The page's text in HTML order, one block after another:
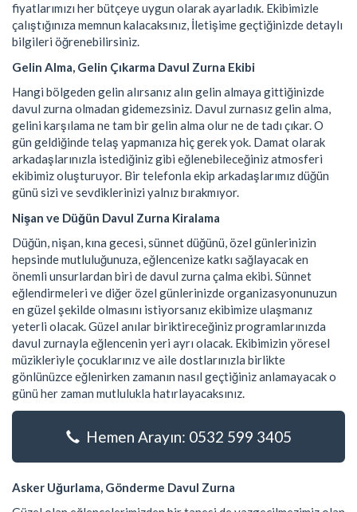
fiyatlarımızı her bütçeye uygun olarak ayarladık. Ekibimizle
çalıştığınıza memnun kalacaksınız, İletişime geçtiğinizde detaylı
bilgileri öğrenebilirsiniz.
Gelin Alma, Gelin Çıkarma Davul Zurna Ekibi
Hangi bölgeden gelin alırsanız alın gelin almaya gittiğinizde
davul zurna olmadan gidemezsiniz. Davul zurnasız gelin alma,
gelini karşılama ne tam bir gelin alma olur ne de tadı çıkar. O
gün geldiğinde telaş yapmanıza hiç gerek yok. Damat olarak
arkadaşlarınızla istediğiniz gibi eğlenebileceğiniz atmosferi
ekibimiz oluşturuyor. Bir telefonla ekip arkadaşlarımız düğün
günü sizi ve sevdiklerinizi yalnız bırakmıyor.
Nişan ve Düğün Davul Zurna Kiralama
Düğün, nişan, kına gecesi, sünnet düğünü, özel günlerinizin
hepsinde mutluluğunuza, eğlencenize katkı sağlayacak en
önemli unsurlardan biri de davul zurna çalma ekibi. Sünnet
eğlendirmeleri ve diğer özel günlerinizde organizasyonunuzun
en güzel şekilde olmasını istiyorsanız ekibimize ulaşmanız
yeterli olacak. Güzel anılar biriktireceğiniz programlarınızda
davul zurnayla eğlencenin yeri ayrı olacak. Ekibimizin yöresel
müzikleriyle çocuklarınız ve aile dostlarınızla birlikte
gönlünüzce eğlenirken zamanın nasıl geçtiğiniz anlamayacak o
günü her zaman mutlulukla hatırlayacaksınız.
Hemen Arayın: 0532 599 3405
Asker Uğurlama, Gönderme Davul Zurna